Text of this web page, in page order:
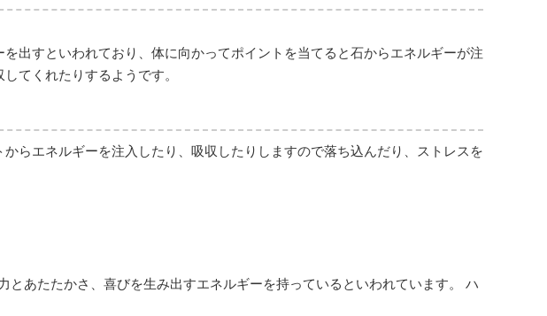
出すといわれており、体に向かってポイントを当てると石からエネルギーが注
てくれたりするようです。
らエネルギーを注入したり、吸収したりしますので落ち込んだり、ストレスを
あたたかさ、喜びを生み出すエネルギーを持っているといわれています。 ハ